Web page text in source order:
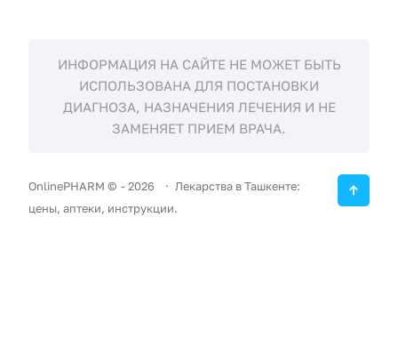
ИНФОРМАЦИЯ НА САЙТЕ НЕ МОЖЕТ БЫТЬ
ИСПОЛЬЗОВАНА ДЛЯ ПОСТАНОВКИ
ДИАГНОЗА, НАЗНАЧЕНИЯ ЛЕЧЕНИЯ И НЕ
ЗАМЕНЯЕТ ПРИЕМ ВРАЧА.
OnlinePHARM © -2026
Лекарства в Ташкенте:
цены, аптеки, инструкции.